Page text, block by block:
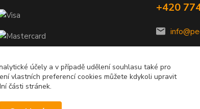
+420
účely a v případě udělení souhlasu také pro
vlastních preferencí cookies můžete kdykoli upravit
části stránek.